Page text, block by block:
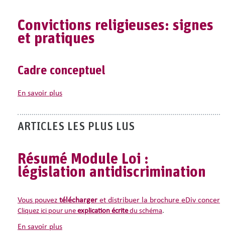
Convictions religieuses: signes
et pratiques
Cadre conceptuel
La notion de « signes » vise toutobjet, image, vêtement,
pour celui qui « émet» le signe
Exemples : tableau, statue, vêtement (foulard, kipa, turban),
en savoir plus
ARTICLES LES PLUS LUS
Résumé Module Loi :
législation antidiscrimination
Vous pouvez télécharger et distribuer la brochure eDiv
Cliquez ici pour une explication écritedu schéma.
en savoir plus